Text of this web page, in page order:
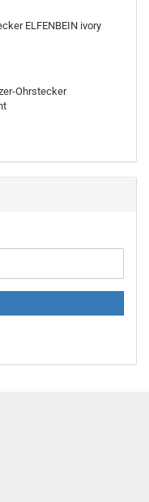
ELFENBEIN ivory
Ohrstecker